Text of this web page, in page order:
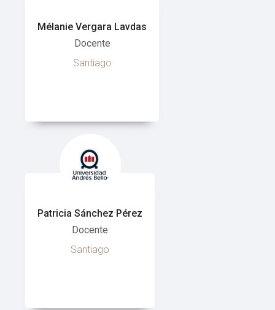
Mélanie Vergara Lavdas
Docente
Santiago
Patricia Sánchez Pérez
Docente
Santiago